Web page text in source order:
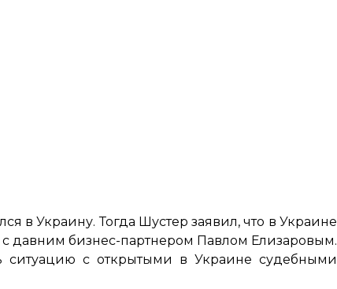
в Украину. Тогда Шустер заявил, что в Украине
с давним бизнес-партнером Павлом Елизаровым.
ситуацию с открытыми в Украине судебными